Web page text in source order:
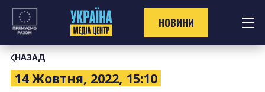
Перейти
контенту
НОВИНИ
НАЗАД
14 Жовтня, 2022, 15:10